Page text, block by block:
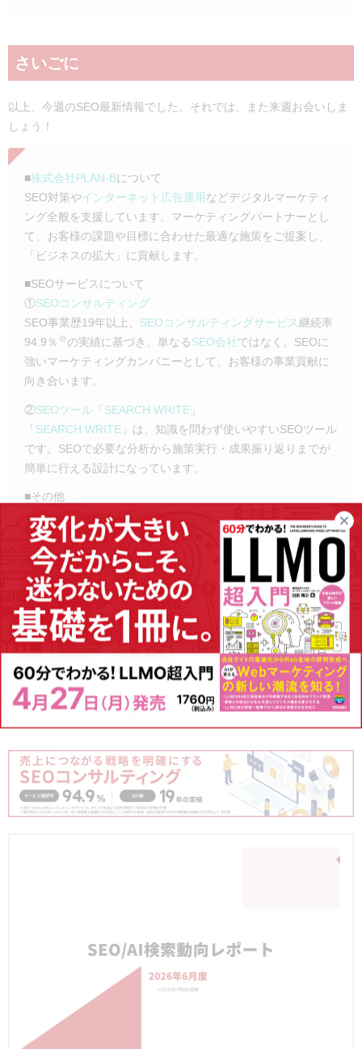
さいごに
以上、今週のSEO最新情報でした。それでは、また来週お会いしま
しょう！
■株式会社PLAN-Bについて
SEO対策やインターネット広告運用 などデジタルマーケティ
ング全般を支援しています。マーケティングパートナーとし
て、お客様の課題や目標に合わせた最適な施策をご提案し、
「ビジネスの拡大」に貢献します。
■SEOサービスについて
①SEOコンサルティング
SEO事業歴19年以上、 SEOコンサルティングサービス継続率
94.9％ ※の実績に基づき、単なるSEO会社ではなく、SEOに
強いマーケティングカンパニーとして、お客様の事業貢献に
向き合います。
②SEOツール「 SEARCH WRITE」
「 SEARCH WRITE」は、知識を問わず使いやすいSEOツール
です。SEOで必要な分析から施策実行・成果振り返りまでが
簡単に行える設計になっています。
■その他
関連するサービスとして
Webサイト制作
ンサルティング（CV改善サービス）なども承っております。
また、当メディア「PINTO!」では、
や SEO専門
家コラム も発信中。ぜひ、SEO情報の収集にお役立てくださ
い。
※弊社「SEO/LLMOコンサルティングサービス」を1ヶ月を超える契約
期間でご契約のお客様が対象
※集計期間（2025/01～2025/12）中に月額最大金額を20万円以上でご
契約のお客様（当社お客様の87%は月額最大金額が20万円以上）が対象